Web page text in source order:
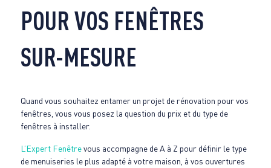
POUR VOS FENÊTRES
SUR-MESURE
Quand vous souhaitez entamer un projet de rénovation pour vos
fenêtres, vous vous posez la question du prix et du type de
fenêtres à installer.
L’Expert Fenêtrevous accompagne de A à Z pour définir le type
de menuiseries le plus adapté à votre maison, à vos ouvertures